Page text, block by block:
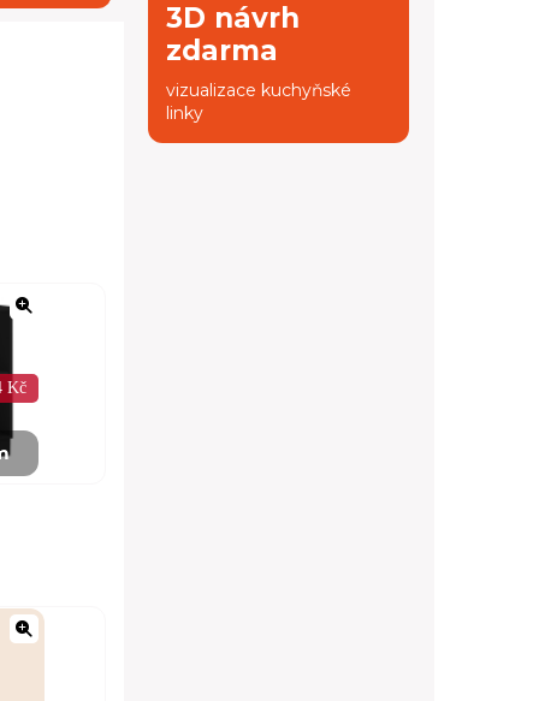
Kč
3D návrh
zdarma
vizualizace kuchyňské
linky